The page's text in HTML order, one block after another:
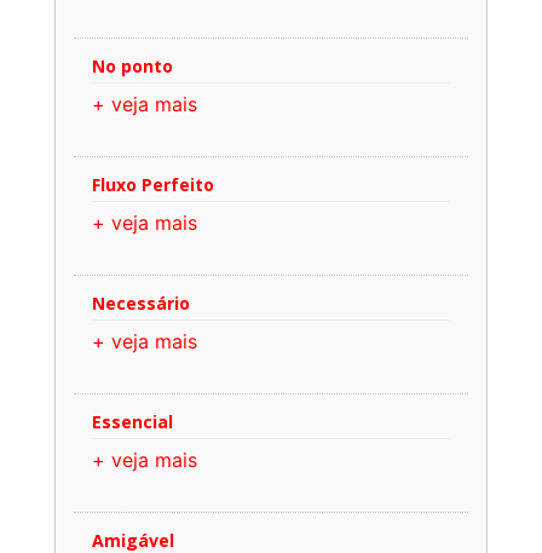
No ponto
+ veja mais
Fluxo Perfeito
+ veja mais
Necessário
+ veja mais
Essencial
+ veja mais
Amigável